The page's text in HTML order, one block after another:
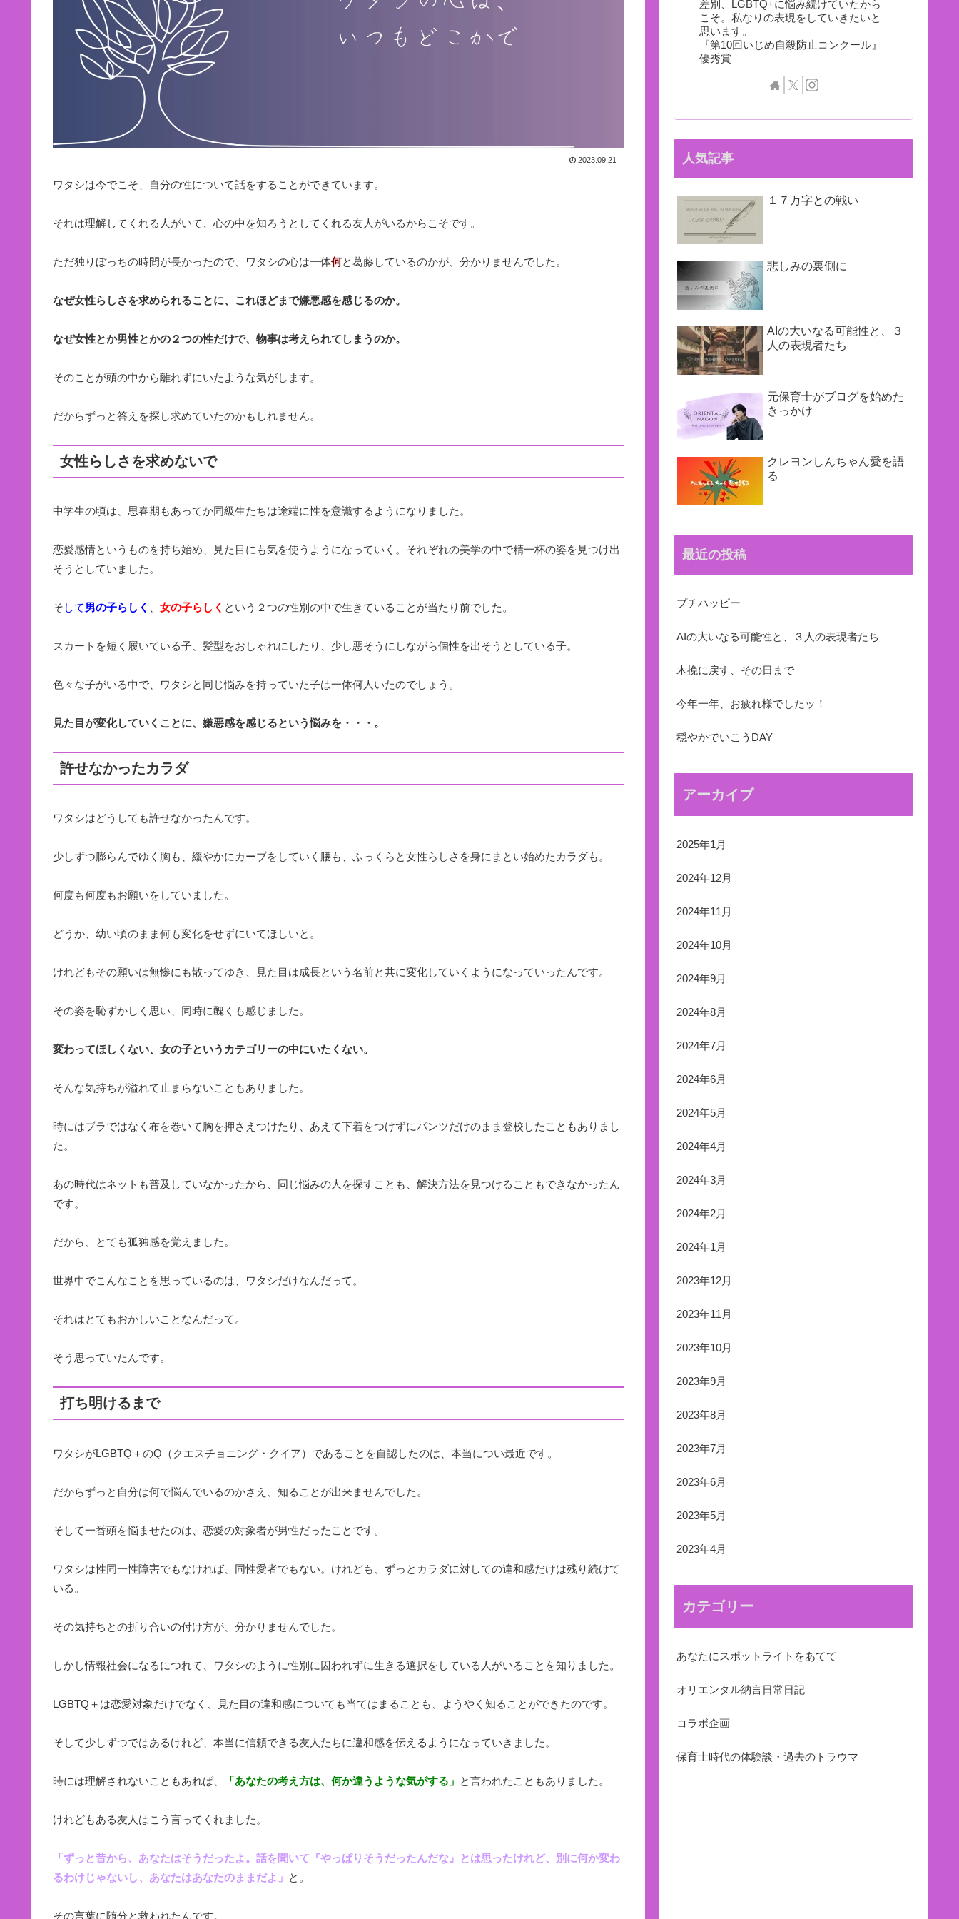
2023.09.21
ワタシは今でこそ、自分の性について話をすることができています。
それは理解してくれる人がいて、心の中を知ろうとしてくれる友人がいるからこそです。
ただ独りぼっちの時間が長かったので、ワタシの心は一体何と葛藤しているのかが、分かりませんでした。
なぜ女性らしさを求められることに、これほどまで嫌悪感を感じるのか。
なぜ女性とか男性とかの２つの性だけで、物事は考えられてしまうのか。
そのことが頭の中から離れずにいたような気がします。
だからずっと答えを探し求めていたのかもしれません。
女性らしさを求めないで
中学生の頃は、思春期もあってか同級生たちは途端に性を意識するようになりました。
恋愛感情というものを持ち始め、見た目にも気を使うようになっていく。それぞれの美学の中で精一杯の姿を見つけ出
そうとしていました。
そ して男の子らしく 女の子らしく という２つの性別の中で生きていることが当たり前でした。
スカートを短く履いている子、髪型をおしゃれにしたり、少し悪そうにしながら個性を出そうとしている子。
色々な子がいる中で、ワタシと同じ悩みを持っていた子は一体何人いたのでしょう。
見た目が変化していくことに、嫌悪感を感じるという悩みを・・・。
許せなかったカラダ
ワタシはどうしても許せなかったんです。
少しずつ膨らんでゆく胸も、緩やかにカーブをしていく腰も、ふっくらと女性らしさを身にまとい始めたカラダも。
何度も何度もお願いをしていました。
どうか、幼い頃のまま何も変化をせずにいてほしいと。
けれどもその願いは無惨にも散ってゆき、見た目は成長という名前と共に変化していくようになっていったんです。
その姿を恥ずかしく思い、同時に醜くも感じました。
変わってほしくない、女の子というカテゴリーの中にいたくない。
そんな気持ちが溢れて止まらないこともありました。
時にはブラではなく布を巻いて胸を押さえつけたり、あえて下着をつけずにパンツだけのまま登校したこともありまし
た。
あの時代はネットも普及していなかったから、同じ悩みの人を探すことも、解決方法を見つけることもできなかったん
です。
だから、とても孤独感を覚えました。
世界中でこんなことを思っているのは、ワタシだけなんだって。
それはとてもおかしいことなんだって。
そう思っていたんです。
打ち明けるまで
ワタシがLGBTQ＋のQ（クエスチョニング・クイア）であることを自認したのは、本当につい最近です。
だからずっと自分は何で悩んでいるのかさえ、知ることが出来ませんでした。
そして一番頭を悩ませたのは、恋愛の対象者が男性だったことです。
ワタシは性同一性障害でもなければ、同性愛者でもない。けれども、ずっとカラダに対しての違和感だけは残り続けて
いる。
その気持ちとの折り合いの付け方が、分かりませんでした。
しかし情報社会になるにつれて、ワタシのように性別に囚われずに生きる選択をしている人がいることを知りました。
LGBTQ＋は恋愛対象だけでなく、見た目の違和感についても当てはまることも、ようやく知ることができたのです。
そして少しずつではあるけれど、本当に信頼できる友人たちに違和感を伝えるようになっていきました。
時には理解されないこともあれば、 「あなたの考え方は、何か違うような気がする」 と言われたこともありました。
けれどもある友人はこう言ってくれました。
「ずっと昔から、あなたはそうだったよ。話を聞いて『やっぱりそうだったんだな』とは思ったけれど、別に何か変わ
るわけじゃないし、あなたはあなたのままだよ」 と。
その言葉に随分と救われたんです。
差別、LGBTQ+に悩み続けていたから
こそ。私なりの表現をしていきたいと
思います。
『第10回いじめ自殺防止コンクール』
優秀賞
人気記事
１７万字との戦い
悲しみの裏側に
AIの大いなる可能性と、３
人の表現者たち
元保育士がブログを始めた
きっかけ
クレヨンしんちゃん愛を語
る
最近の投稿
プチハッピー
AIの大いなる可能性と、３人の表現者たち
木挽に戻す、その日まで
今年一年、お疲れ様でしたッ！
穏やかでいこうDAY
アーカイブ
2025年1月
2024年12月
2024年11月
2024年10月
2024年9月
2024年8月
2024年7月
2024年6月
2024年5月
2024年4月
2024年3月
2024年2月
2024年1月
2023年12月
2023年11月
2023年10月
2023年9月
2023年8月
2023年7月
2023年6月
2023年5月
2023年4月
カテゴリー
あなたにスポットライトをあてて
オリエンタル納言日常日記
コラボ企画
保育士時代の体験談・過去のトラウマ